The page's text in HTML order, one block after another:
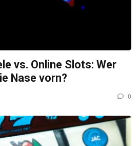
vs. Online Slots: Wer
Nase vorn?
0